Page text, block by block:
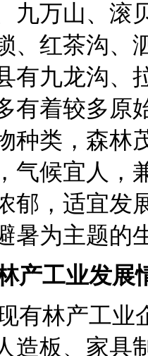
九万山、滚
、红茶沟、
有九龙沟、
有着较多原
种类，森林
气候宜人，
郁，适宜发
暑为主题的
产工业发展
有林产工业
造板、家具